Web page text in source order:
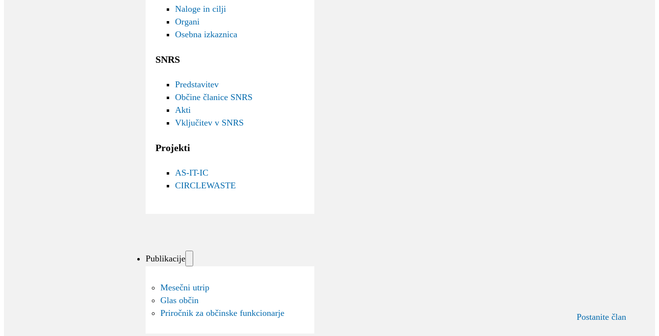
Naloge in cilji
Organi
Osebna izkaznica
SNRS
Predstavitev
Občine članice SNRS
Akti
Vključitev v SNRS
Projekti
AS-IT-IC
CIRCLEWASTE
Publikacije
Mesečni utrip
Glas občin
Priročnik za občinske funkcionarje
Postanite član